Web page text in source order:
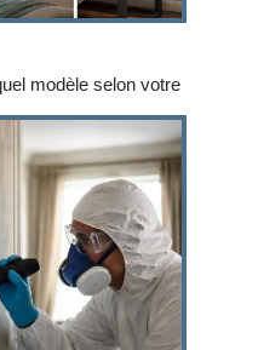
modèle selon votre